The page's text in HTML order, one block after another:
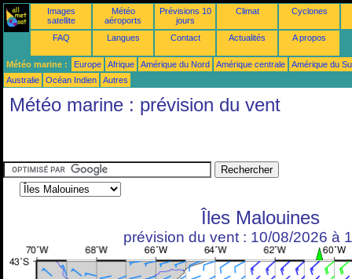
Images
satellite
Météo
aéroports
Prévisions 10
jours
Climat Cyclones
FAQ Langues Contact Actualités A propos
Météo marine : Europe Afrique Amérique du Nord Amérique centrale
Amérique du
Australie
Océan Indien Autres
Météo marine : prévision du vent
Îles Malouines
prévision du vent : 10/08/2026 à